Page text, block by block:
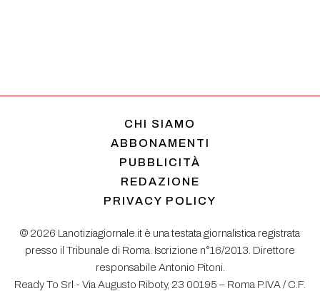
CHI SIAMO
ABBONAMENTI
PUBBLICITÀ
REDAZIONE
PRIVACY POLICY
© 2026 Lanotiziagiornale.it è una testata giornalistica registrata
presso il Tribunale di Roma. Iscrizione n°16/2013. Direttore
responsabile Antonio Pitoni.
Ready To Srl - Via Augusto Riboty, 23 00195 – Roma P.IVA / C.F.